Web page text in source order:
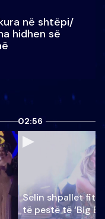
në shtëpi/
hidhen së
02:56
Selin shpallet
të pestë të ‘Big